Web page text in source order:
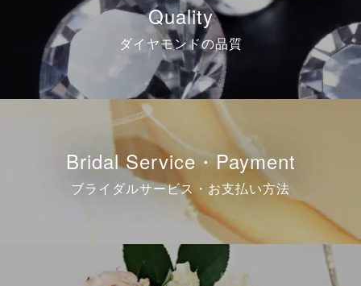
Quality
ダイヤモンドの品質
Bridal Service・Payment
ブライダルサービス・お支払い方法